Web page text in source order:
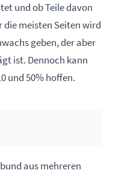
und ob Teile davon
meisten Seiten wird
geben, der aber
ist. Dennoch kann
und 50% hoffen.
aus mehreren